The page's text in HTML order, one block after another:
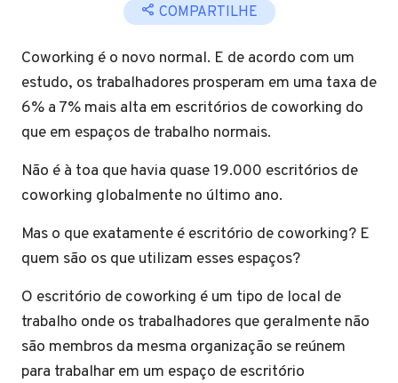
COMPARTILHE
Coworking é o novo normal. E de acordo com um
estudo, os trabalhadores prosperam em uma taxa de
6% a 7% mais alta em escritórios de coworking do
que em espaços de trabalho normais.
Não é à toa que havia quase 19.000 escritórios de
coworking globalmente no último ano.
Mas o que exatamente é escritório de coworking? E
quem são os que utilizam esses espaços?
O escritório de coworking é um tipo de local de
trabalho onde os trabalhadores que geralmente não
são membros da mesma organização se reúnem
para trabalhar em um espaço de escritório